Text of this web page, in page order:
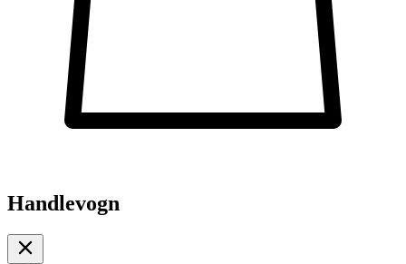
Handlevogn